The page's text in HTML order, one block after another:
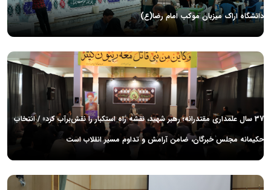
دانشگاه اراک میزبان موکب امام رضا(ع)
37 سال علمداری مقتدرانه؛ رهبر شهید، نقشه راه استکبار را نقش‌برآب کرد» / انتخاب
حکیمانه مجلس خبرگان، ضامن آرامش و تداوم مسیر انقلاب است